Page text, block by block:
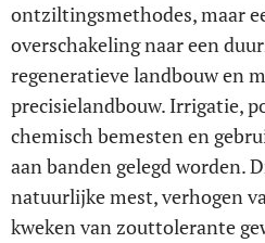
ontziltingsmethodes, maar
overschakeling naar een
regeneratieve landbouw en
precisielandbouw. Irrigatie,
chemisch bemesten en
aan banden gelegd worden.
natuurlijke mest, verhogen
kweken van zouttolerante